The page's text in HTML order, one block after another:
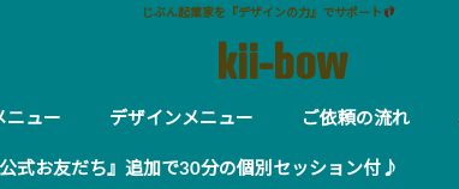
じぶん起業家を『デザインの力』でサポート
kii-bow
ニュー デザインメニュー ご依頼の流れ
式お友だち』追加で30分の個別セッション付♪